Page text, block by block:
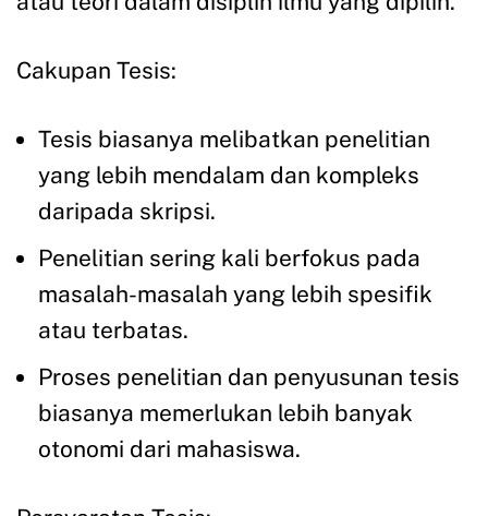
Cakupan Tesis:
Tesis biasanya melibatkan penelitian
yang lebih mendalam dan kompleks
daripada skripsi.
Penelitian sering kali berfokus pada
masalah-masalah yang lebih spesifik
atau terbatas.
Proses penelitian dan penyusunan tesis
biasanya memerlukan lebih banyak
otonomi dari mahasiswa.